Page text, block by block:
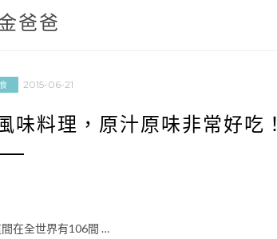
爸爸
2015-06-21
味料理，原汁原味非常好吃！
在全世界有106間 …